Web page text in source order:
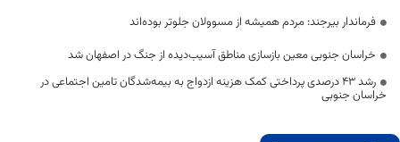
فرماندار بیرجند: مردم همیشه از مسوولان جلوتر بوده‌اند
خراسان جنوبی معین بازسازی مناطق آسیب‌دیده از جنگ در اصفهان شد
رشد ۴۳ درصدی پرداختی کمک هزینه ازدواج به بیمه‌شدگان تامین اجتماعی در
خراسان جنوبی